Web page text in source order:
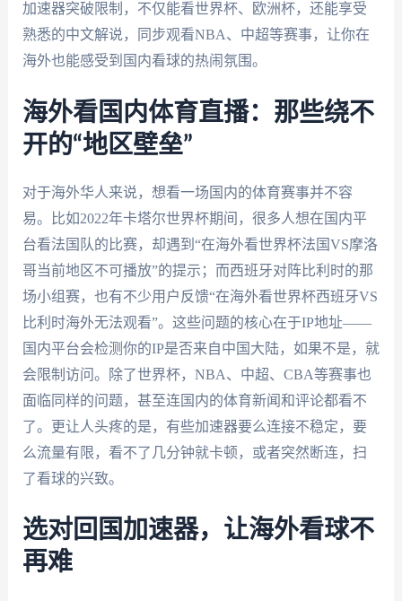
加速器突破限制，不仅能看世界杯、欧洲杯，还能享受
熟悉的中文解说，同步观看NBA、中超等赛事，让你在
海外也能感受到国内看球的热闹氛围。
海外看国内体育直播：那些绕不
开的“地区壁垒”
对于海外华人来说，想看一场国内的体育赛事并不容
易。比如2022年卡塔尔世界杯期间，很多人想在国内平
台看法国队的比赛，却遇到“在海外看世界杯法国VS摩洛
哥当前地区不可播放”的提示；而西班牙对阵比利时的那
场小组赛，也有不少用户反馈“在海外看世界杯西班牙VS
比利时海外无法观看”。这些问题的核心在于IP地址——
国内平台会检测你的IP是否来自中国大陆，如果不是，就
会限制访问。除了世界杯，NBA、中超、CBA等赛事也
面临同样的问题，甚至连国内的体育新闻和评论都看不
了。更让人头疼的是，有些加速器要么连接不稳定，要
么流量有限，看不了几分钟就卡顿，或者突然断连，扫
了看球的兴致。
选对回国加速器，让海外看球不
再难